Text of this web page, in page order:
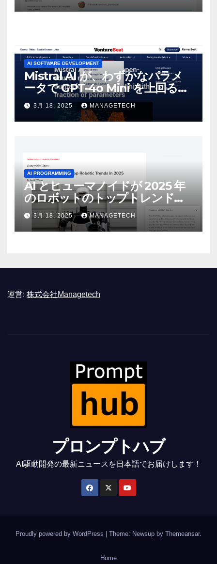
AI SOFTWARE DEVELOPMENT
Mistral AI が、わずかなパラメ
ータで GPT-4o Mini を上回る新
しいオープンソース モデルをリ
リース | VentureBeat
3月 18, 2025 MANAGETECH
AI PROGRAMMING
AI とヒューマノイドが 2025 年
のロボットのトップトレンドに |
ASSEMBLY
3月 18, 2025 MANAGETECH
運営: 株式会社Managetech
プロンプトハブ
AI駆動開発の最新ニュースを日本語でお届けします！
Proudly powered by WordPress Theme: Newsup by Themeansar.
Home